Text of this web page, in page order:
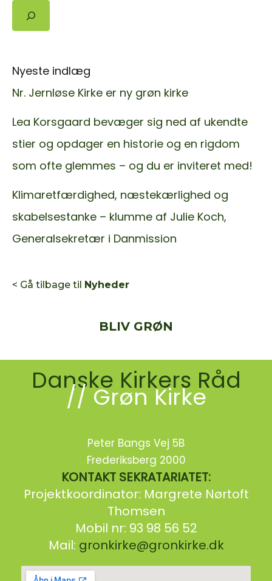
Søg
Nyeste indlæg
Nr. Jernløse Kirke er ny grøn kirke
Lea Korsgaard bevæger sig ned af ukendte
stier og opdager en historie og en rigdom
som ofte glemmes – og du er inviteret med!
Klimaretfærdighed, næstekærlighed og
skabelsestanke – klumme af Julie Koch,
Generalsekretær i Danmission
< Gå tilbage til Nyheder
BLIV GRØN
Danske Kirkers Råd
// Grøn Kirke
Peter Bangs Vej 5B
Frederiksberg 2000
KONTAKT SEKRATARIATET:
Projektkoordinator: Margrete Nørtoft
Thomsen
Mobil nr: 93 98 56 52
Mail: gronkirke@gronkirke.dk